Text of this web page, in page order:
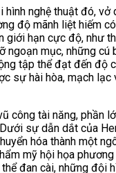
nghệ thuật đó, vở
độ mãnh liệt hiếm
giới hạn cực độ, như
ngoạn mục, những cú
tập thể đạt đến độ
sự hài hòa, mạch lạc
công tài năng, phần
sự dẫn dắt của
hóa thành một
mỹ hội họa
đan cài, những đội